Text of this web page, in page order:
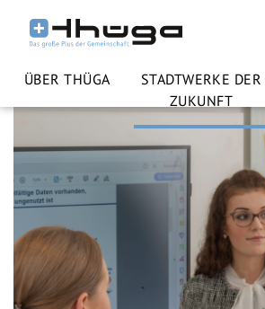
ÜBER THÜGA
STADTWERKE DER
ZUKUNFT